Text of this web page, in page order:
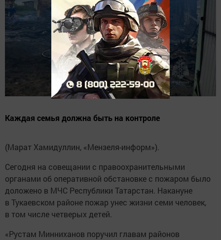
Каждая семья должна быть на контроле
(Марат Хамидуллин, «Мензеля-информ»).
Сегодня на совещании с правоохранительными
органами об оперативной обстановке с пожаром было
доложено в МЧС Республики Татарстан. Накануне
в Тукаевском районе пожар унес жизни семи человек,
в том числе четверых детей.
«Рустам Минниханов поручил главам районов